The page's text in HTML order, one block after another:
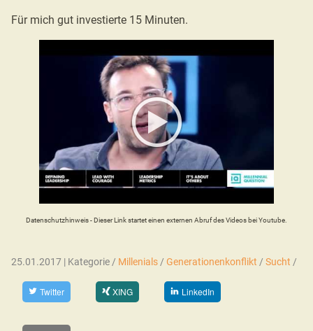
Für mich gut investierte 15 Minuten.
Datenschutzhinweis - Dieser Link startet einen externen Abruf des Videos bei Youtube.
25.01.2017 | Kategorie / Millenials / Generationenkonflikt / Sucht /
Twitter XING LinkedIn